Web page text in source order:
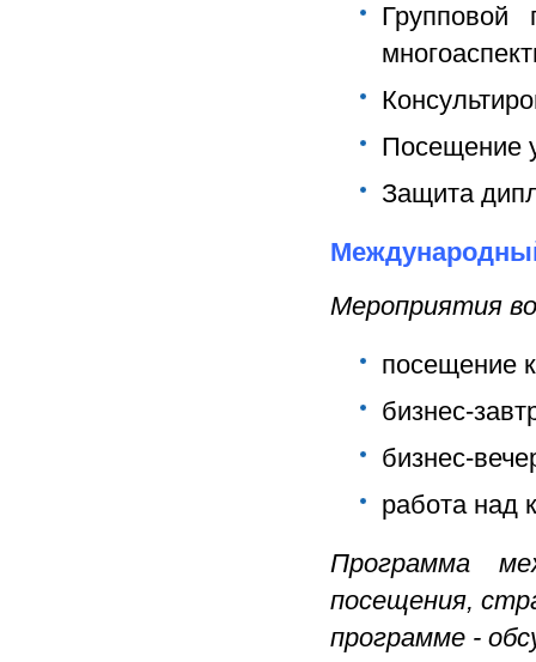
Групповой
Посещение
Защита
Мероприятия
посещение
бизнес-
бизнес-
работа над
Программа
посещения,
программе -